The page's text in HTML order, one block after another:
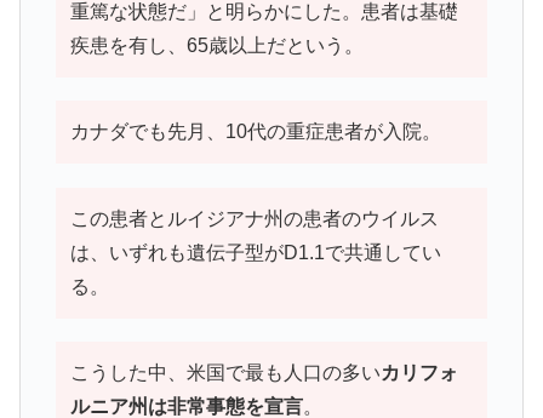
重篤な状態だ」と明らかにした。患者は基礎
疾患を有し、65歳以上だという。
カナダでも先月、10代の重症患者が入院。
この患者とルイジアナ州の患者のウイルス
は、いずれも遺伝子型がD1.1で共通してい
る。
こうした中、米国で最も人口の多いカリフォ
ルニア州は非常事態を宣言。